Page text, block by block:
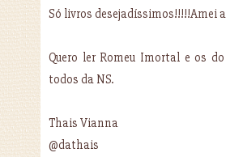
Só livros desejadíssimos!!!!!Amei
Quero ler Romeu Imortal e os do
todos da NS.
Thais Vianna
@dathais